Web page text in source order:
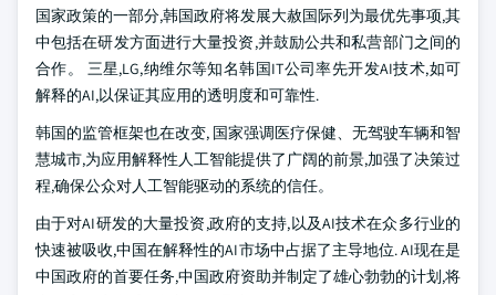
国家政策的一部分,韩国政府将发展大赦国际列为最优先事项,其
中包括在研发方面进行大量投资,并鼓励公共和私营部门之间的
合作。 三星,LG,纳维尔等知名韩国IT公司率先开发AI技术,如可
解释的AI,以保证其应用的透明度和可靠性.
韩国的监管框架也在改变, 国家强调医疗保健、无驾驶车辆和智
慧城市,为应用解释性人工智能提供了广阔的前景,加强了决策过
程,确保公众对人工智能驱动的系统的信任。
由于对AI研发的大量投资,政府的支持,以及AI技术在众多行业的
快速被吸收,中国在解释性的AI市场中占据了主导地位. AI现在是
中国政府的首要任务,中国政府资助并制定了雄心勃勃的计划,将